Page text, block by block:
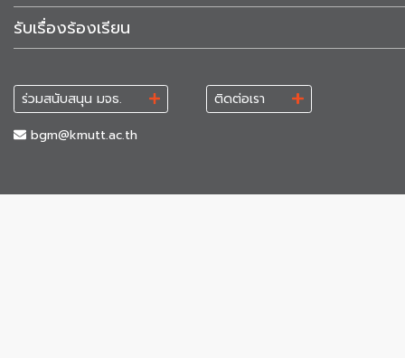
รับเรื่องร้องเรียน
ร่วมสนับสนุน มจธ.
ติดต่อเรา
bgm@kmutt.ac.th